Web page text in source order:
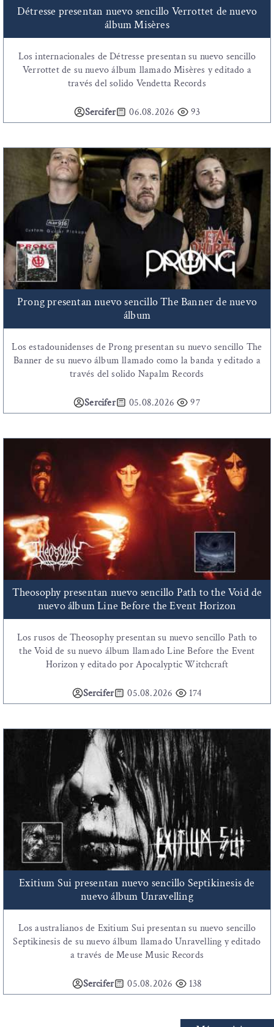
Détresse presentan nuevo sencillo Verrottet de nuevo
álbum Misères
Los internacionales de Détresse presentan su nuevo sencillo
Verrottet de su nuevo álbum llamado Misères y editado a
través del solido Vendetta Records
Sercifer 06.08.2026 93
Prong presentan nuevo sencillo The Banner de nuevo
álbum
Los estadounidenses de Prong presentan su nuevo sencillo The
Banner de su nuevo álbum llamado como la banda y editado a
través del solido Napalm Records
Sercifer 05.08.2026 97
Theosophy presentan nuevo sencillo Path to the Void de
nuevo álbum Line Before the Event Horizon
Los rusos de Theosophy presentan su nuevo sencillo Path to
the Void de su nuevo álbum llamado Line Before the Event
Horizon y editado por Apocalyptic Witchcraft
Sercifer 05.08.2026 174
Exitium Sui presentan nuevo sencillo Septikinesis de
nuevo álbum Unravelling
Los australianos de Exitium Sui presentan su nuevo sencillo
Septikinesis de su nuevo álbum llamado Unravelling y editado
a través de Meuse Music Records
Sercifer 05.08.2026 138